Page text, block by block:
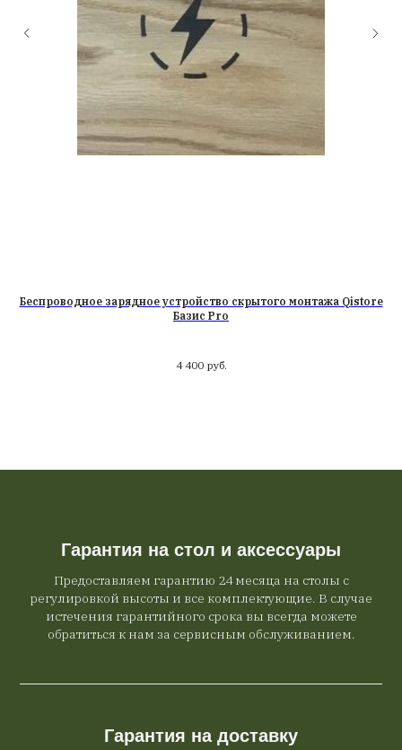
Беспроводное зарядное устройство скрытого монтажа Qistore
Базис Pro
4 400 руб.
Гарантия на стол и аксессуары
Предоставляем гарантию 24 месяца на столы с
регулировкой высоты и все комплектующие. В случае
истечения гарантийного срока вы всегда можете
обратиться к нам за сервисным обслуживанием.
Гарантия на доставку